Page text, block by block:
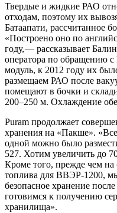
Твердые и жидкие РАО
отходам, поэтому их
Батаапати, рассчитанное
«Построено оно по
году, — рассказывает
оператора по обращению
модуль, к 2012 году их
размещаем РАО после
помещают в бочки и
200–250 м. Охлаждение
Puram продолжает
хранения на «Пакше».
одной можно было
527. Хотим увеличить до
Кроме того, прежде чем
топлива для ВВЭР-1200,
безопасное хранение
готовимся к получению
хранилища».